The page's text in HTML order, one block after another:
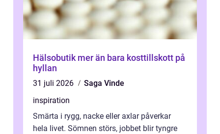
Hälsobutik mer än bara kosttillskott på
hyllan
31 juli 2026
Saga Vinde
inspiration
Smärta i rygg, nacke eller axlar påverkar
hela livet. Sömnen störs, jobbet blir tyngre